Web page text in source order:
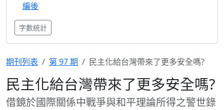
編後
字數統計
期刊列表 第 97 期 民主化給台灣帶來了更多安全嗎?
民主化給台灣帶來了更多安全嗎?
借鏡於國際關係中戰爭與和平理論所得之警世錄